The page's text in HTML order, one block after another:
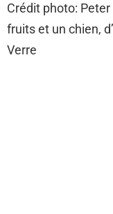
Crédit photo:
fruits et un chien,
Verre